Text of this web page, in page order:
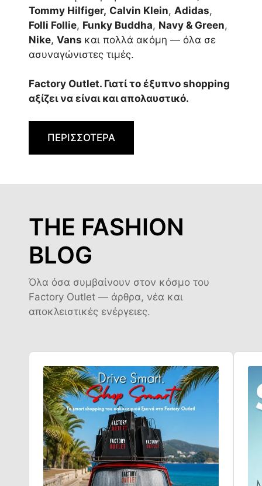
Tommy Hilfiger, Calvin Klein, Adidas,
Folli Follie, Funky Buddha, Navy & Green,
Nike, Vans και πολλά ακόμη — όλα σε
ασυναγώνιστες τιμές.
Factory Outlet. Γιατί το έξυπνο shopping
αξίζει να είναι και απολαυστικό.
ΠΕΡΙΣΣΟΤΕΡΑ
THE FASHION
BLOG
Όλα όσα συμβαίνουν στον κόσμο του
Factory Outlet — άρθρα, νέα και
αποκλειστικές ενέργειες.